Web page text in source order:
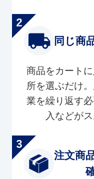
同じ商
商品をカート
所を選ぶだけ
業を繰り返す
入などが
注文商